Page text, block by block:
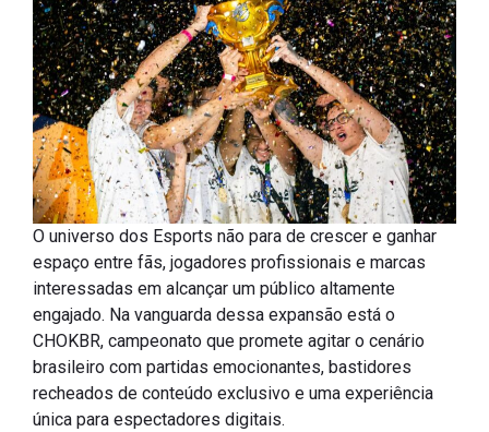
O universo dos Esports não para de crescer e ganhar
espaço entre fãs, jogadores profissionais e marcas
interessadas em alcançar um público altamente
engajado. Na vanguarda dessa expansão está o
CHOKBR, campeonato que promete agitar o cenário
brasileiro com partidas emocionantes, bastidores
recheados de conteúdo exclusivo e uma experiência
única para espectadores digitais.